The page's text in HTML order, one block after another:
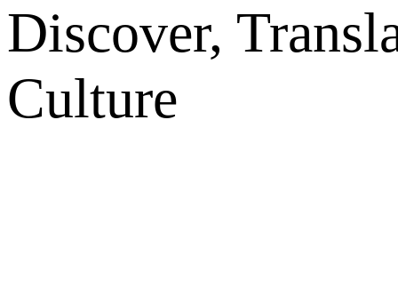
Discover,
Culture